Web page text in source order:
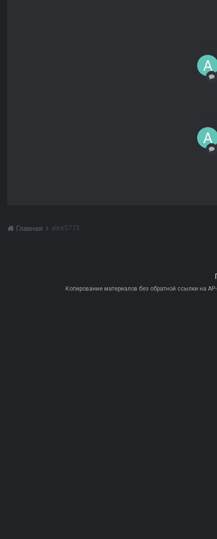
Главная alex5773
Копирование материалов без обратной ссылки на